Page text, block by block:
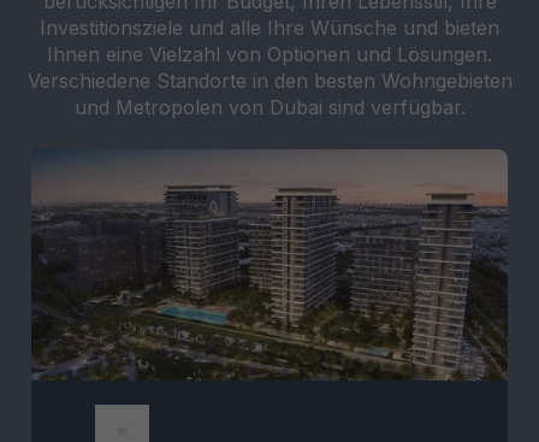
Investitionsziele und alle Ihre Wünsche und bieten
Ihnen eine Vielzahl von Optionen und Lösungen.
Verschiedene Standorte in den besten Wohngebieten
und Metropolen von Dubai sind verfügbar.